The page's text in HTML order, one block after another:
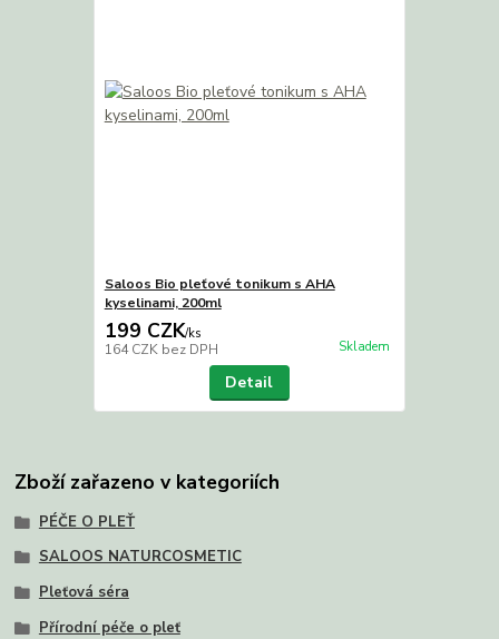
Saloos Bio pleťové tonikum s AHA
kyselinami, 200ml
199 CZK/ks
164 CZK bez DPH Skladem
Detail
Zboží zařazeno v kategoriích
PÉČE O PLEŤ
SALOOS NATURCOSMETIC
Pleťová séra
Přírodní péče o pleť